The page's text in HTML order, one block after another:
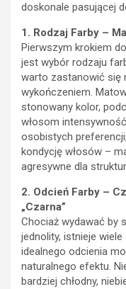
doskonale pasującej
1. Rodzaj Farby –
Pierwszym krokiem
jest wybór rodzaju
warto zastanowić się
wykończeniem.
stonowany kolor,
włosom
osobistych
kondycję włosów –
agresywne dla
2. Odcień Farby –
„Czarna”
Chociaż wydawać by
jednolity, istnieje
idealnego odcienia
naturalnego efektu.
bardziej chłodny,